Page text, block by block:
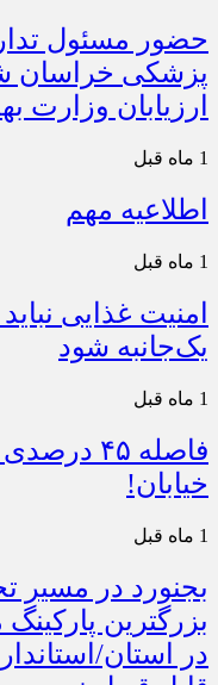
حضور مسئول
پزشکی خراسان
ارزیابان وزارت
1 ماه قبل
اطلاعیه مهم
1 ماه قبل
امنیت غذایی
یک‌جانبه شود
1 ماه قبل
فاصله ۴۵
خیابان!
1 ماه قبل
بجنورد در مسیر
بزرگترین
در استان/